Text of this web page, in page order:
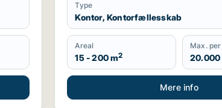
Type
Kontor, Kontorfællesskab
Areal
15 - 200 m2
Max.
20.000
Mere info